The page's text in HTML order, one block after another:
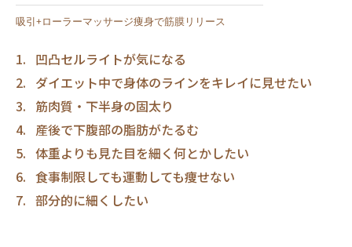
吸引+ローラーマッサージ痩身で筋膜リリース
凹凸セルライトが気になる
ダイエット中で身体のラインをキレイに見せたい
筋肉質・下半身の固太り
産後で下腹部の脂肪がたるむ
体重よりも見た目を細く何とかしたい
食事制限しても運動しても痩せない
部分的に細くしたい